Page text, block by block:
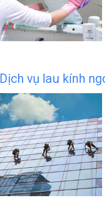
Dịch vụ lau kính